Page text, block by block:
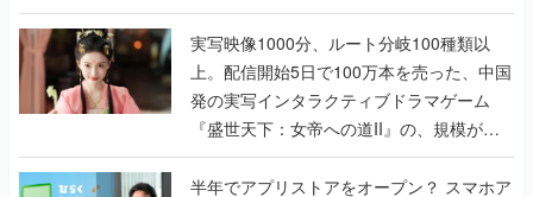
『TATSUJIN EXTREME』で初タッグを組
んだレジェンド2人に訊く開発秘話
実写映像1000分、ルート分岐100種類以
上。配信開始5日で100万本を売った、中国
発の実写インタラクティブドラマゲーム
『盛世天下：女帝への道II』の、規模が違
うこだわりをプロデューサーに聞いた
半年でアプリストアをオープン？ スマホア